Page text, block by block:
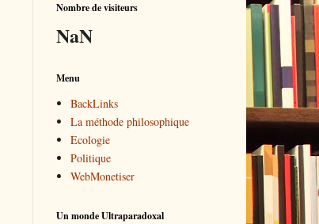
Nombre de visiteurs
NaN
Menu
BackLinks
La méthode philosophique
Ecologie
Politique
WebMonetiser
Un monde Ultraparadoxal